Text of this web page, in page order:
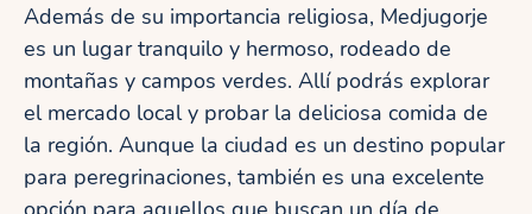
Además de su importancia religiosa, Medjugorje
es un lugar tranquilo y hermoso, rodeado de
montañas y campos verdes. Allí podrás explorar
el mercado local y probar la deliciosa comida de
la región. Aunque la ciudad es un destino popular
para peregrinaciones, también es una excelente